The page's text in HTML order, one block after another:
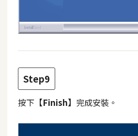
全
站
導
覽
合
提
Step9
按下 【Finish】 完成安裝。